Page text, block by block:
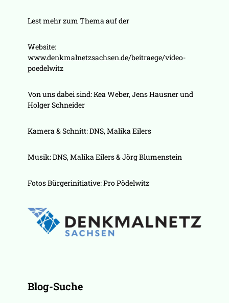
Lest mehr zum Thema auf der
Website:
www.denkmalnetzsachsen.de/beitraege/video-
poedelwitz
Von uns dabei sind: Kea Weber, Jens Hausner und
Holger Schneider
Kamera & Schnitt: DNS, Malika Eilers
Musik: DNS, Malika Eilers & Jörg Blumenstein
Fotos Bürgerinitiative: Pro Pödelwitz
Blog-Suche